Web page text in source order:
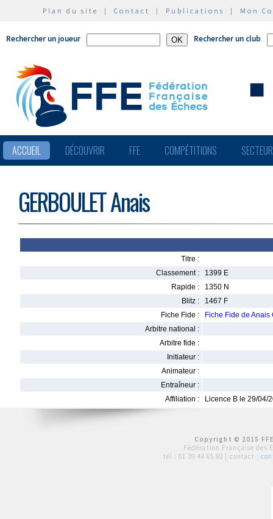
Plan du site | Contact | Publications | Mon
Rechercher un joueur Rechercher un club
ACCUEIL DÉCOUVRIR FFE COMPÉTITIONS
GERBOULET Anais
Titre :
Classement :
1399 E
Rapide :
1350 N
Blitz :
1467 F
Fiche Fide :
Fiche Fide de Anais
Arbitre national :
Arbitre fide :
Initiateur :
Animateur :
Entraîneur :
Affiliation :
Licence B le 29/04/
Copyright © 2015
Fédération Française des
tél : 01 39 44 65 80 | contact :